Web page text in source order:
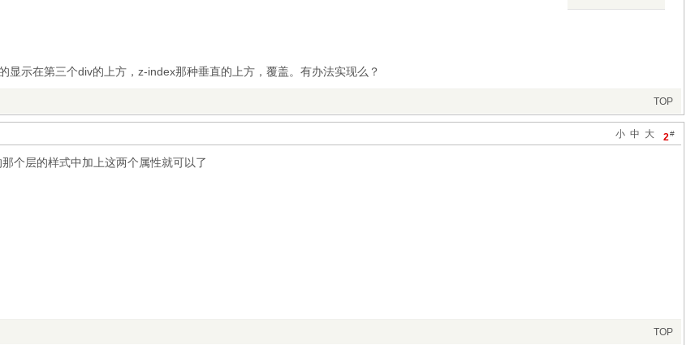
显示在第三个div的上方，z-index那种垂直的上方，覆盖。有办法实现么？
TOP
2#
大
中
小
个层的样式中加上这两个属性就可以了
TOP